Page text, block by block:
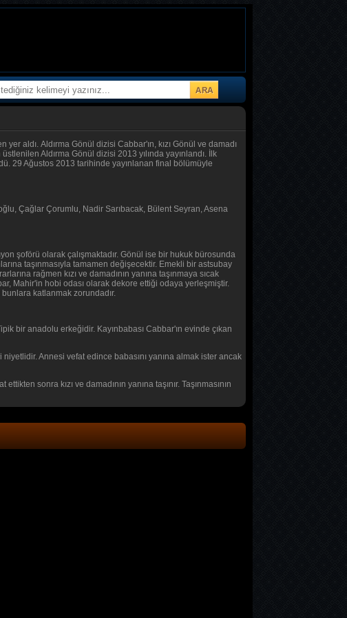
aldı. Aldırma Gönül dizisi Cabbar'ın, kızı Gönül ve damadı
Aldırma Gönül dizisi 2013 yılında yayınlandı. İlk
29 Ağustos 2013 tarihinde yayınlanan final bölümüyle
Çağlar Çorumlu, Nadir Sarıbacak, Bülent Seyran, Asena
şoförü olarak çalışmaktadır. Gönül ise bir hukuk bürosunda
taşınmasıyla tamamen değişecektir. Emekli bir astsubay
rağmen kızı ve damadının yanına taşınmaya sıcak
Mahir'in hobi odası olarak dekore ettiği odaya yerleşmiştir.
katlanmak zorundadır.
bir anadolu erkeğidir. Kayınbabası Cabbar'ın evinde çıkan
Annesi vefat edince babasını yanına almak ister ancak
sonra kızı ve damadının yanına taşınır. Taşınmasının